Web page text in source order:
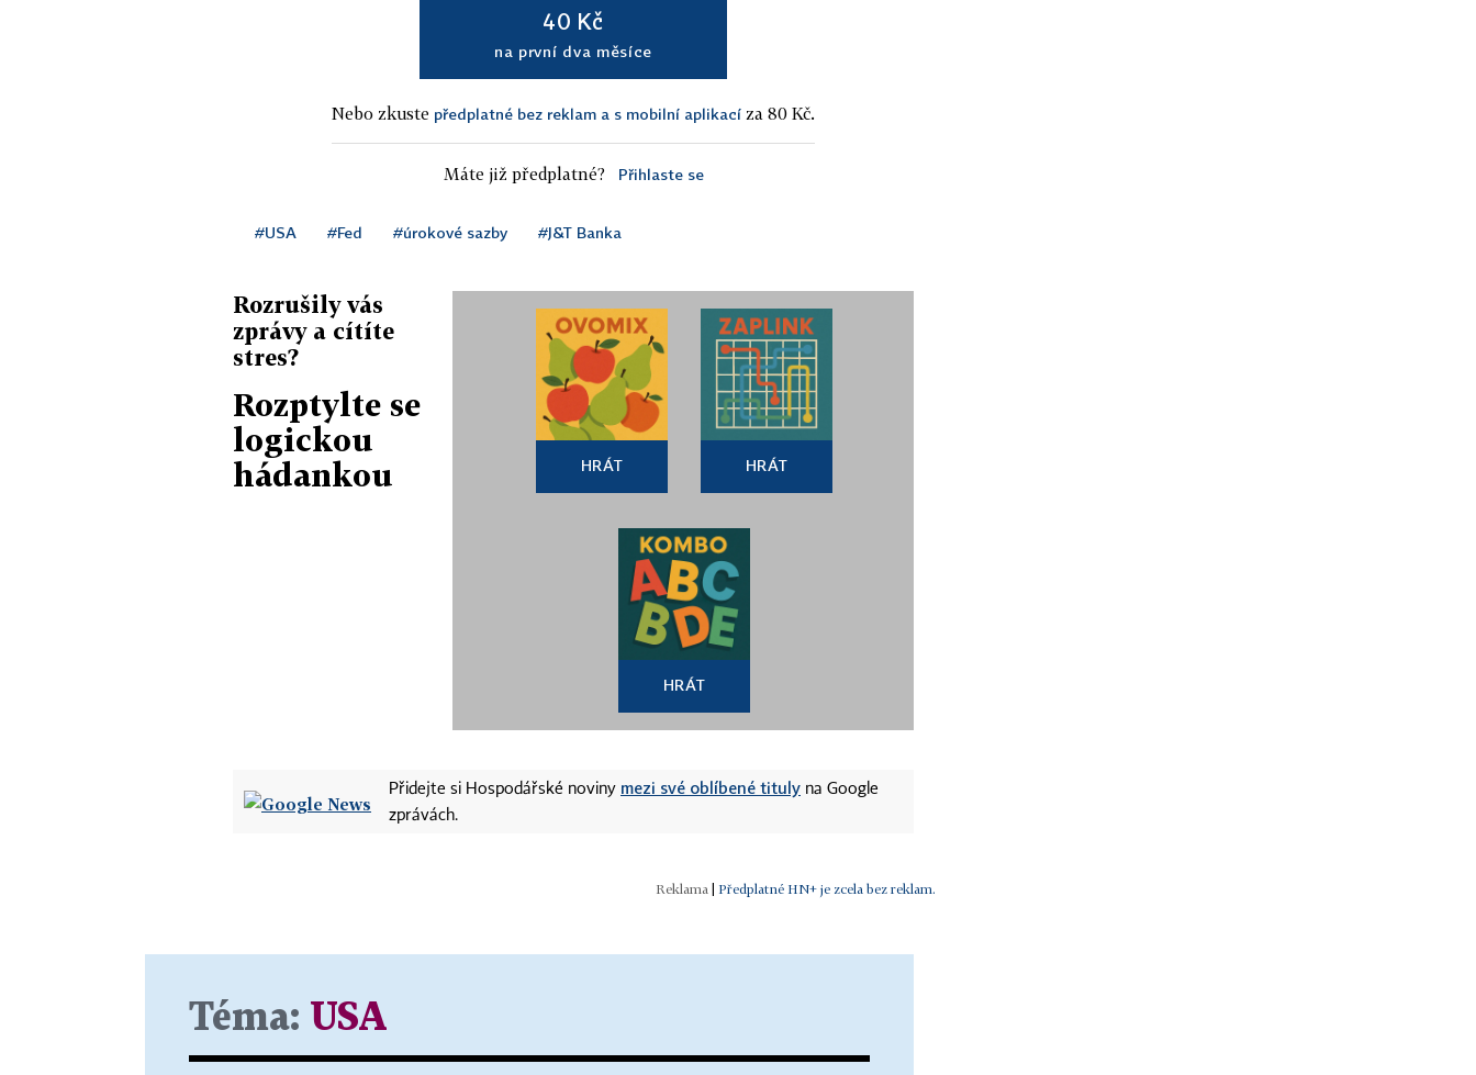
40 Kč
na první dva měsíce
Nebo zkuste předplatné bez reklam a s mobilní aplikací za 80 Kč.
Máte již předplatné? Přihlaste se
#USA #Fed #úrokové sazby #J&T Banka
Rozrušily vás
zprávy a cítíte
stres?
Rozptylte se
logickou
hádankou
HRÁT HRÁT
HRÁT
Přidejte si Hospodářské noviny mezi své oblíbené tituly na Google
zprávách.
| Předplatné HN+ je zcela bez reklam.
Téma: USA